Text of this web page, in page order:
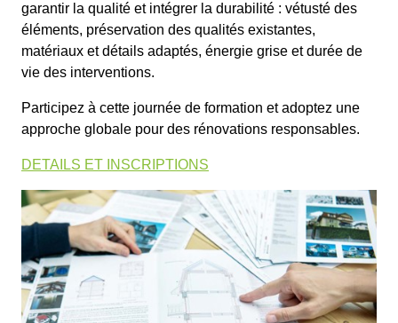
garantir la qualité et intégrer la durabilité : vétusté des
éléments, préservation des qualités existantes,
matériaux et détails adaptés, énergie grise et durée de
vie des interventions.
Participez à cette journée de formation et adoptez une
approche globale pour des rénovations responsables.
DETAILS ET INSCRIPTIONS